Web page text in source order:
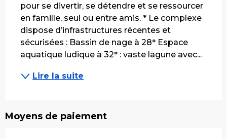
pour se divertir, se détendre et se ressourcer
en famille, seul ou entre amis. * Le complexe
dispose d’infrastructures récentes et
sécurisées : Bassin de nage à 28° Espace
aquatique ludique à 32° : vaste lagune avec...
Lire la suite
Moyens de paiement